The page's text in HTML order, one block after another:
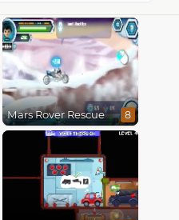
Mars Rover Rescue 8